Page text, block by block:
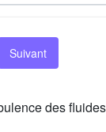
Suivant
des fluides